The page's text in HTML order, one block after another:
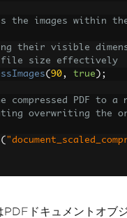
the images within the
their visible
file size effectively
( 90 , true );
compressed PDF to a
overwriting the
(
PDFドキュメントオブ